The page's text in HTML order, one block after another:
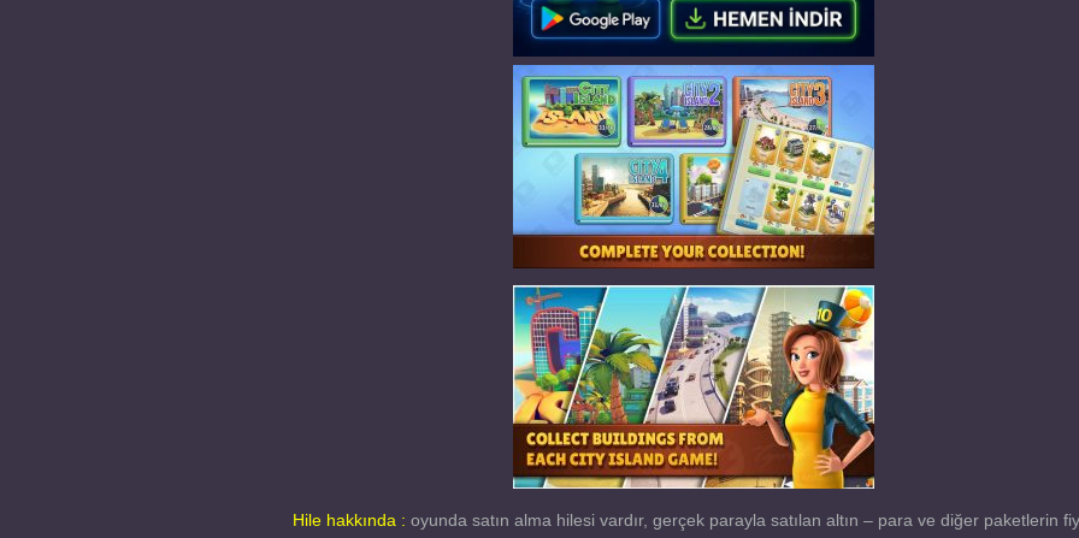
Hile hakkında : oyunda satın alma hilesi vardır, gerçek parayla satılan altın – para ve diğer paketlerin